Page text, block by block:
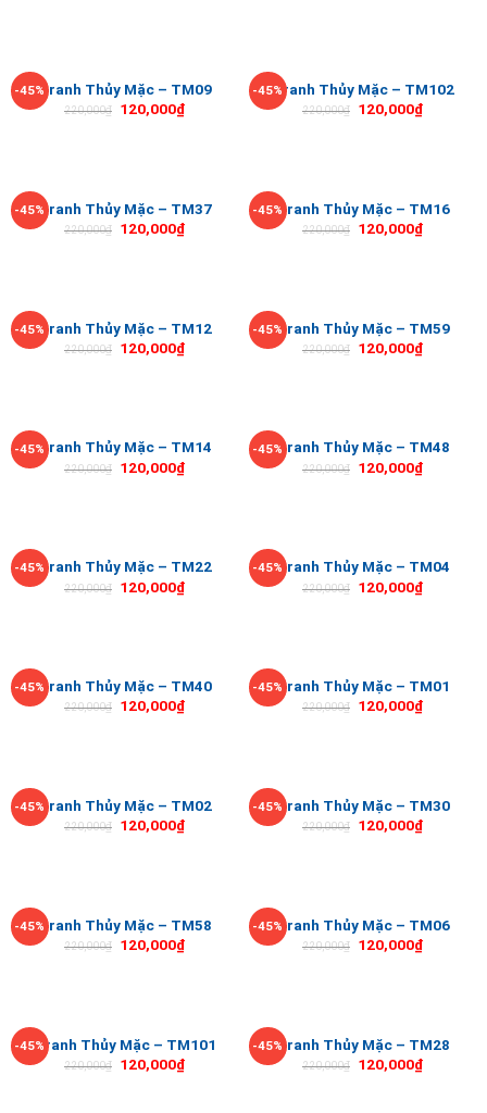
-45%Tranh Thủy Mặc – TM09
220,000₫ 120,000₫
-45%Tranh Thủy Mặc – TM102
220,000₫ 120,000₫
-45%Tranh Thủy Mặc – TM37
220,000₫ 120,000₫
-45%Tranh Thủy Mặc – TM16
220,000₫ 120,000₫
-45%Tranh Thủy Mặc – TM12
220,000₫ 120,000₫
-45%Tranh Thủy Mặc – TM59
220,000₫ 120,000₫
-45%Tranh Thủy Mặc – TM14
220,000₫ 120,000₫
-45%Tranh Thủy Mặc – TM48
220,000₫ 120,000₫
-45%Tranh Thủy Mặc – TM22
220,000₫ 120,000₫
-45%Tranh Thủy Mặc – TM04
220,000₫ 120,000₫
-45%Tranh Thủy Mặc – TM40
220,000₫ 120,000₫
-45%Tranh Thủy Mặc – TM01
220,000₫ 120,000₫
-45%Tranh Thủy Mặc – TM02
220,000₫ 120,000₫
-45%Tranh Thủy Mặc – TM30
220,000₫ 120,000₫
-45%Tranh Thủy Mặc – TM58
220,000₫ 120,000₫
-45%Tranh Thủy Mặc – TM06
220,000₫ 120,000₫
-45%Tranh Thủy Mặc – TM101
220,000₫ 120,000₫
-45%Tranh Thủy Mặc – TM28
220,000₫ 120,000₫